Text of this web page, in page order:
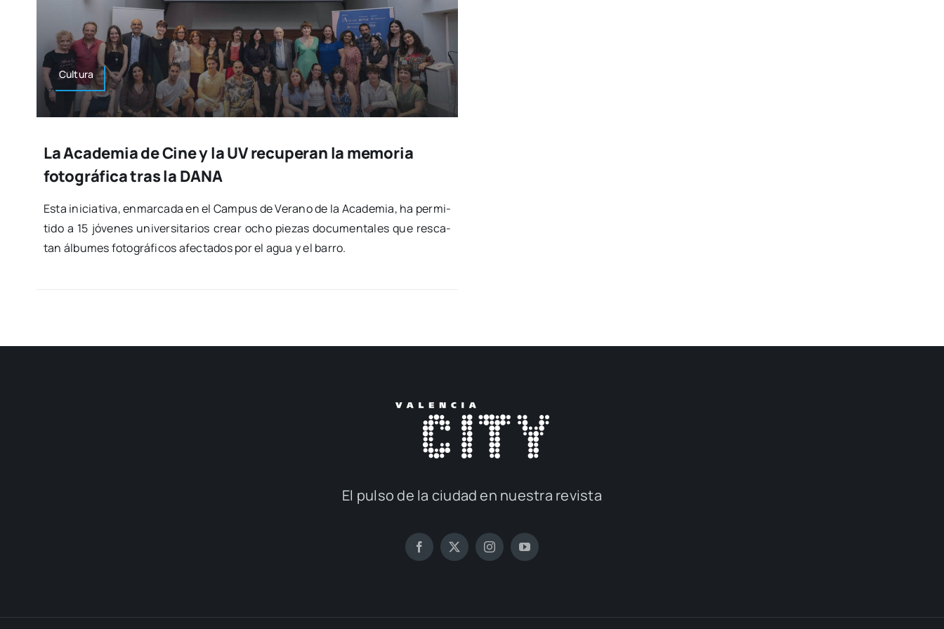
Cul­tu­ra
La Academia de Cine y la UV recuperan la memoria
fotográfica tras la DANA
Esta ini­cia­ti­va, enmar­ca­da en el Cam­pus de Verano de la Aca­de­mia, ha per­mi­
ti­do a 15 jóve­nes uni­ver­si­ta­rios crear ocho pie­zas docu­men­ta­les que res­ca­
tan álbu­mes foto­grá­fi­cos afec­ta­dos por el agua y el barro.
El pul­so de la ciu­dad en nues­tra revis­ta